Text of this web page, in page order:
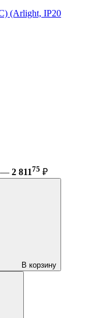
(Arlight, IP20
— 2 81175 ₽
В корзину